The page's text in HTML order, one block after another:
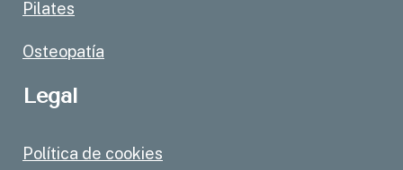
Pilates
Osteopatía
Legal
Política de cookies